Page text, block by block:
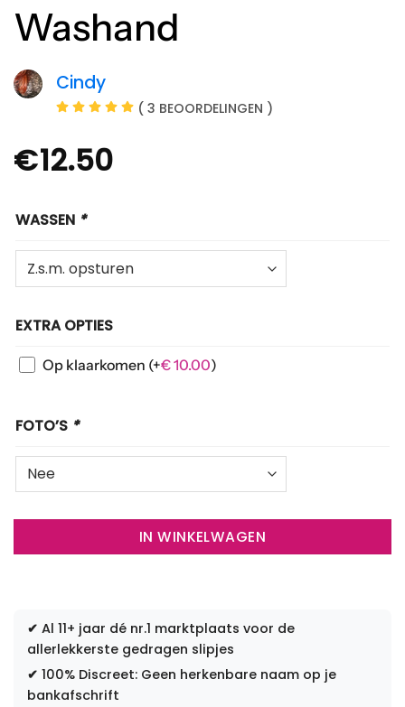
Washand
Cindy
( 3 BEOORDELINGEN )
€12.50
WASSEN *
EXTRA OPTIES
Op klaarkomen (+€10.00)
FOTO’S *
IN WINKELWAGEN
✔ Al 11+ jaar dé nr.1 marktplaats voor de
allerlekkerste gedragen slipjes
✔ 100% Discreet: Geen herkenbare naam op je
bankafschrift